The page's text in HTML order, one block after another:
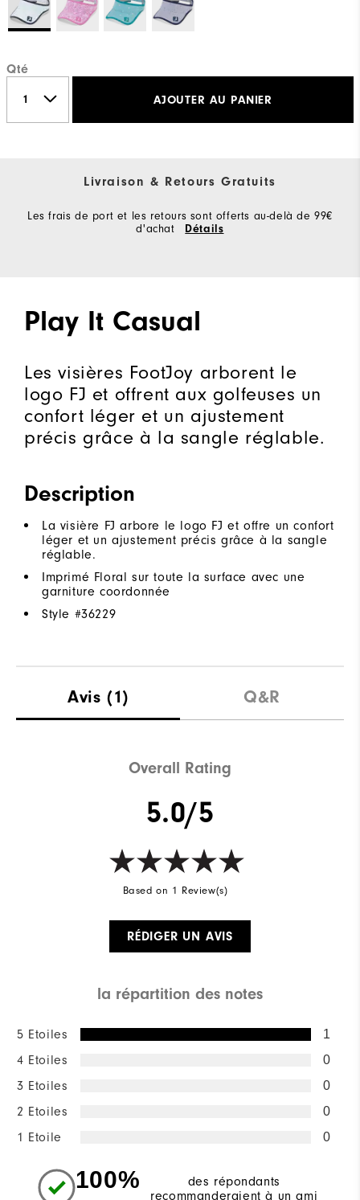
Qté
AJOUTER AU PANIER
Livraison & Retours Gratuits
Les frais de port et les retours sont offerts au-delà de 99€
d'achat
Détails
Play It Casual
Les visières FootJoy arborent le
logo FJ et offrent aux golfeuses un
confort léger et un ajustement
précis grâce à la sangle réglable.
Description
La visière FJ arbore le logo FJ et offre un confort
léger et un ajustement précis grâce à la sangle
réglable.
Imprimé Floral sur toute la surface avec une
garniture coordonnée
Style #36229
Avis (1) Q&R
Overall Rating
5.0/5
Based on 1 Review(s)
RÉDIGER UN AVIS
la répartition des notes
5 Etoiles 1
4 Etoiles 0
3 Etoiles 0
2 Etoiles 0
1 Etoile 0
100%
des répondants
recommanderaient à un ami